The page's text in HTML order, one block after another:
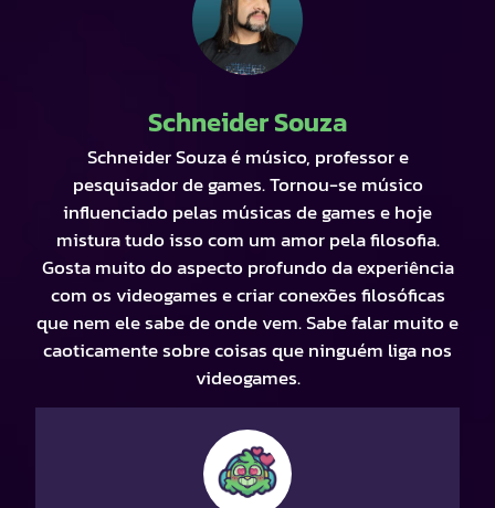
Schneider Souza
Schneider Souza é músico, professor e
pesquisador de games. Tornou-se músico
influenciado pelas músicas de games e hoje
mistura tudo isso com um amor pela filosofia.
Gosta muito do aspecto profundo da experiência
com os videogames e criar conexões filosóficas
que nem ele sabe de onde vem. Sabe falar muito e
caoticamente sobre coisas que ninguém liga nos
videogames.